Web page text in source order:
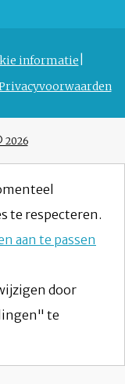
informatie
2026
te respecteren.
aan te passen
door
te